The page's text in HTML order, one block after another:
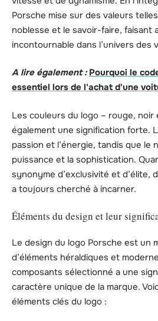
Porsche mise sur des valeurs
noblesse et le savoir-faire, faisant
incontournable dans l’univers des
A lire également : Pourquoi le
essentiel lors de l'achat d'une
Les couleurs du logo – rouge,
également une signification forte.
passion et l’énergie, tandis que le
puissance et la sophistication.
synonyme d’exclusivité et d’élite,
a toujours cherché à incarner.
Éléments du design et leur
Le design du logo Porsche est un
d’éléments héraldiques et
composants sélectionné a une
caractère unique de la marque.
éléments clés du logo :